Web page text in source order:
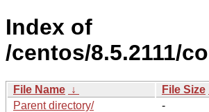
Index of
/centos/8.5.2111/
File Name ↓ File Size
Parent directory/
-